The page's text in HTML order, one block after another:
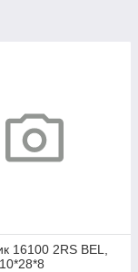
16100 2RS BEL,